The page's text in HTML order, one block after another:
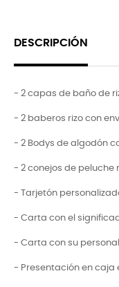
DESCRIPCIÓN
- 2 capas de baño de
- 2 baberos rizo con
- 2 Bodys de algodón
- 2 conejos de peluche
- Tarjetón
- Carta con el
- Carta con su
- Presentación en caja